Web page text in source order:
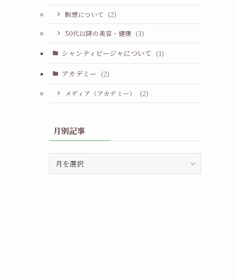
瞑想について (2)
50代以降の美容・健康 (3)
シャンティビージャについて (1)
アカデミー (2)
メディア（アカデミー） (2)
月別記事